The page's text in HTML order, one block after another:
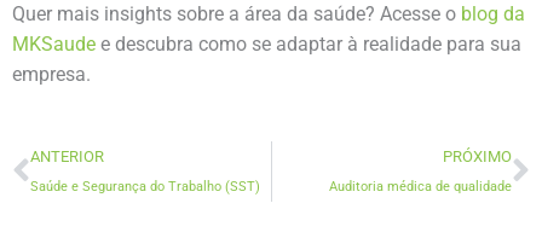
Quer mais insights sobre a área da saúde? Acesse o blog da
MKSaude e descubra como se adaptar à realidade para sua
empresa.
Prev
ANTERIOR
Saúde e Segurança do Trabalho (SST)
PRÓXIMO
Auditoria médica de qualidade